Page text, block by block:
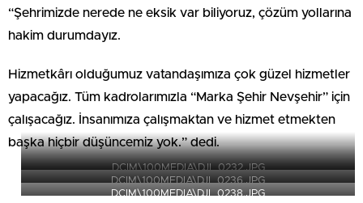
“Şehrimizde nerede ne eksik var biliyoruz, çözüm yollarına
hakim durumdayız.
Hizmetkârı olduğumuz vatandaşımıza çok güzel hizmetler
yapacağız. Tüm kadrolarımızla “Marka Şehir Nevşehir” için
çalışacağız. İnsanımıza çalışmaktan ve hizmet etmekten
başka hiçbir düşüncemiz yok.” dedi.
DCIM\100MEDIA\DJI_0232.JPG
DCIM\100MEDIA\DJI_0236.JPG
DCIM\100MEDIA\DJI_0238.JPG